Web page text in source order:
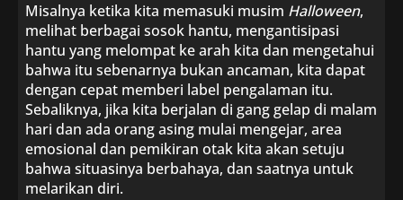
Misalnya ketika kita memasuki musim Halloween,
melihat berbagai sosok hantu, mengantisipasi
hantu yang melompat ke arah kita dan mengetahui
bahwa itu sebenarnya bukan ancaman, kita dapat
dengan cepat memberi label pengalaman itu.
Sebaliknya, jika kita berjalan di gang gelap di malam
hari dan ada orang asing mulai mengejar, area
emosional dan pemikiran otak kita akan setuju
bahwa situasinya berbahaya, dan saatnya untuk
melarikan diri.